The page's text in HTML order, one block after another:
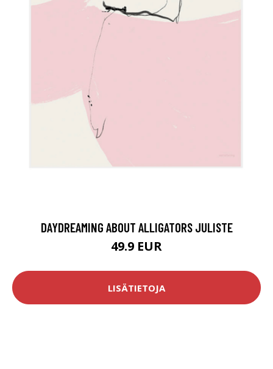
DAYDREAMING ABOUT ALLIGATORS JULISTE
49.9 EUR
LISÄTIETOJA